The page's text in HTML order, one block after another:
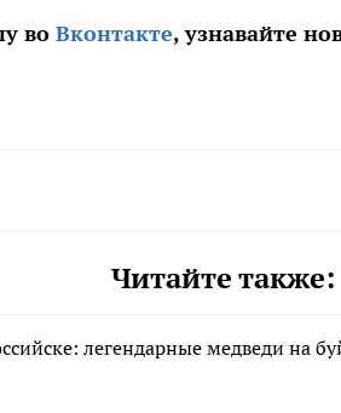
во Вконтакте, узнавайте
Читайте также:
легендарные медведи на